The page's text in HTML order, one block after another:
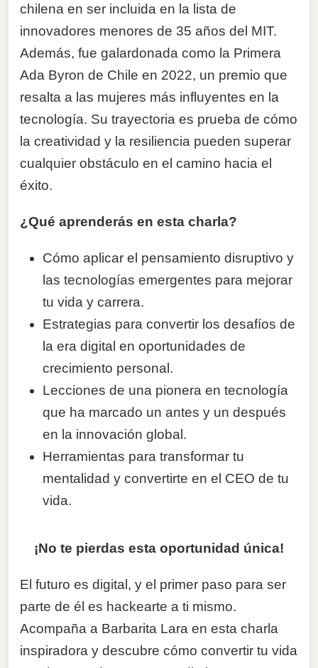
chilena en ser incluida en la lista de
innovadores menores de 35 años del MIT.
Además, fue galardonada como la Primera
Ada Byron de Chile en 2022, un premio que
resalta a las mujeres más influyentes en la
tecnología. Su trayectoria es prueba de cómo
la creatividad y la resiliencia pueden superar
cualquier obstáculo en el camino hacia el
éxito.
¿Qué aprenderás en esta charla?
Cómo aplicar el pensamiento disruptivo y
las tecnologías emergentes para mejorar
tu vida y carrera.
Estrategias para convertir los desafíos de
la era digital en oportunidades de
crecimiento personal.
Lecciones de una pionera en tecnología
que ha marcado un antes y un después
en la innovación global.
Herramientas para transformar tu
mentalidad y convertirte en el CEO de tu
vida.
¡No te pierdas esta oportunidad única!
El futuro es digital, y el primer paso para ser
parte de él es hackearte a ti mismo.
Acompaña a Barbarita Lara en esta charla
inspiradora y descubre cómo convertir tu vida